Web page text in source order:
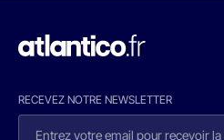
RECEVEZ NOTRE NEWSLETTER